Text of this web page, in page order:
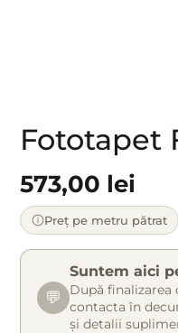
Fototapet
573,00 lei
Preț pe metru pătrat
💬
Suntem aici
După
contacta în
și detalii